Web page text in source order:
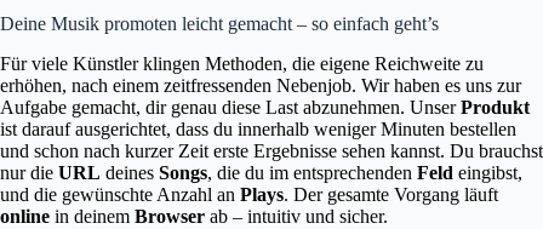
Deine Musik promoten leicht gemacht – so einfach geht’s
Für viele Künstler klingen Methoden, die eigene Reichweite zu
erhöhen, nach einem zeitfressenden Nebenjob. Wir haben es uns zur
Aufgabe gemacht, dir genau diese Last abzunehmen. UnserProdukt
ist darauf ausgerichtet, dass du innerhalb weniger Minuten bestellen
und schon nach kurzer Zeit erste Ergebnisse sehen kannst. Du brauchst
nur die URL deines Songs, die du im entsprechenden Feld eingibst,
und die gewünschte Anzahl an Plays. Der gesamte Vorgang läuft
online in deinem Browser ab – intuitiv und sicher.